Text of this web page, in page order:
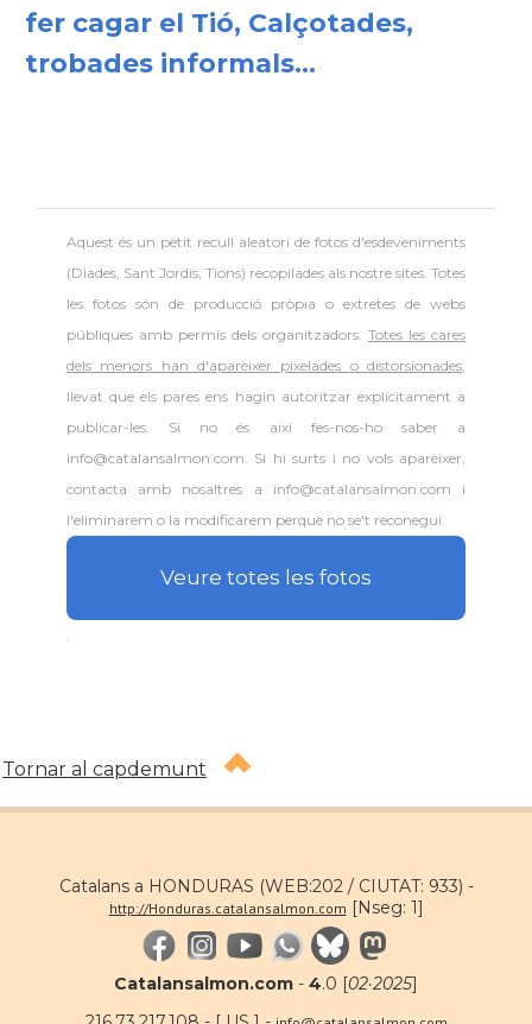
fer cagar el Tió, Calçotades,
trobades informals...
Aquest és un petit recull aleatori defotos d'esdeveniments
(Diades, Sant Jordis, Tions) recopilades als nostre sites. Totes
les fotos són de producció pròpia o extretes de webs
públiques amb permís dels organitzadors.Totes les cares
dels menors han d'aparèixer pixelades o distorsionades,
llevat que els pares ens hagin autoritzar explícitament a
publicar-les. Si no és així fes-nos-ho saber a
info@catalansalmon.com. Si hi surts i no vols aparèixer,
contacta amb nosaltres a info@catalansalmon.com i
l'eliminarem o la modificarem perquè no se't reconegui.
Veure totes les fotos
Tornar al capdemunt
Catalans a HONDURAS (WEB:202 / CIUTAT: 933) -
http://Honduras.catalansalmon.com [Nseg: 1]
Catalansalmon.com - 4.0 [02·2025]